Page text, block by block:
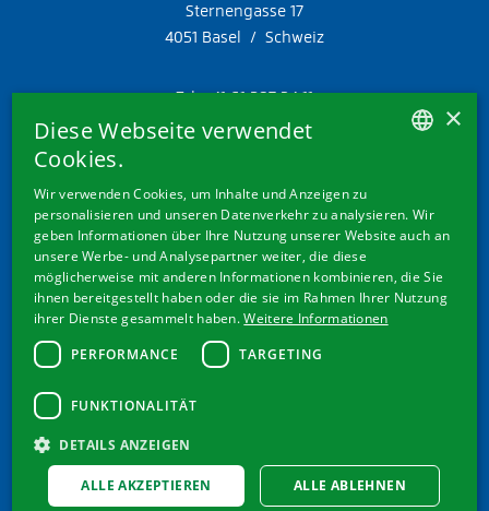
Sternengasse 17
4051 Basel / Schweiz
Tel. +41 61 287 34 11
Fax. +41 61 287 34 13
SEITEN
Produkte
Wissen
Mein Magnesium
FRENCH
ENGLISH
×
Diese Webseite verwendet
Cookies.
Wir verwenden Cookies, um Inhalte und Anzeigen zu
personalisieren und unseren Datenverkehr zu analysieren. Wir
geben Informationen über Ihre Nutzung unserer Website auch an
unsere Werbe- und Analysepartner weiter, die diese
möglicherweise mit anderen Informationen kombinieren, die Sie
ihnen bereitgestellt haben oder die sie im Rahmen Ihrer Nutzung
ihrer Dienste gesammelt haben. Weitere Informationen
PERFORMANCE
TARGETING
FUNKTIONALITÄT
DETAILS ANZEIGEN
ALLE AKZEPTIEREN ALLE ABLEHNEN